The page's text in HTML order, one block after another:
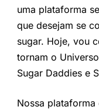
uma plataforma
que desejam se
sugar. Hoje, vou
tornam o
Sugar Daddies e
Nossa plataforma